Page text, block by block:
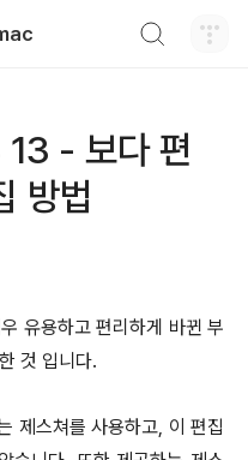
- 보다 편
방법
유용하고 편리하게 바뀐 부
것 입니다.
제스쳐를 사용하고, 이 편집